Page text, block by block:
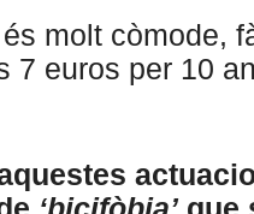
molt còmode,
7 euros per 10